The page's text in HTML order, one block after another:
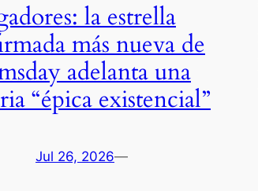
la estrella
más nueva de
adelanta una
“épica existencial”
Jul 26, 2026—